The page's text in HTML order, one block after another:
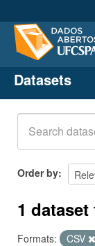
Datasets
Organizations
Groups
About
Datasets
Order by
1
Formats: CSV